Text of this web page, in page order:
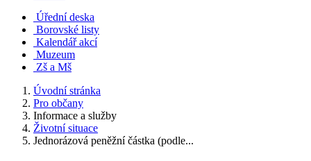
Úřední deska
Borovské listy
Kalendář akcí
Muzeum
Zš a Mš
Úvodní stránka
Pro občany
Informace a služby
Životní situace
Jednorázová peněžní částka (podle...